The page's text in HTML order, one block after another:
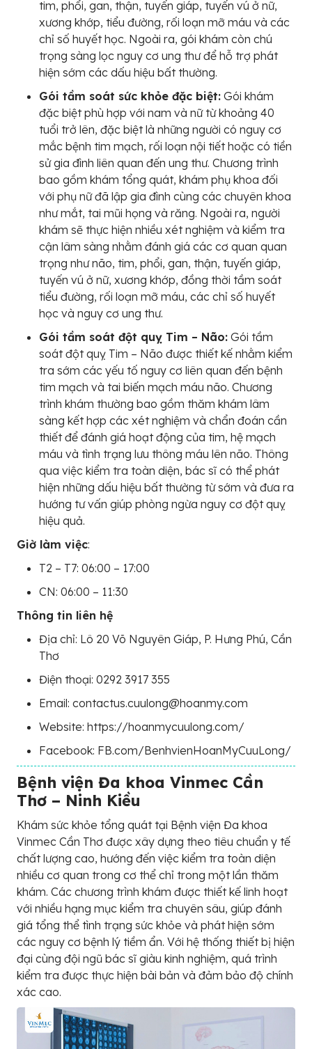
tim, phổi, gan, thận, tuyến giáp, tuyến vú ở nữ,
xương khớp, tiểu đường, rối loạn mỡ máu và các
chỉ số huyết học. Ngoài ra, gói khám còn chú
trọng sàng lọc nguy cơ ung thư để hỗ trợ phát
hiện sớm các dấu hiệu bất thường.
Gói tầm soát sức khỏe đặc biệt: Gói khám
đặc biệt phù hợp với nam và nữ từ khoảng 40
tuổi trở lên, đặc biệt là những người có nguy cơ
mắc bệnh tim mạch, rối loạn nội tiết hoặc có tiền
sử gia đình liên quan đến ung thư. Chương trình
bao gồm khám tổng quát, khám phụ khoa đối
với phụ nữ đã lập gia đình cùng các chuyên khoa
như mắt, tai mũi họng và răng. Ngoài ra, người
khám sẽ thực hiện nhiều xét nghiệm và kiểm tra
cận lâm sàng nhằm đánh giá các cơ quan quan
trọng như não, tim, phổi, gan, thận, tuyến giáp,
tuyến vú ở nữ, xương khớp, đồng thời tầm soát
tiểu đường, rối loạn mỡ máu, các chỉ số huyết
học và nguy cơ ung thư.
Gói tầm soát đột quỵ Tim – Não: Gói tầm
soát đột quỵ Tim – Não được thiết kế nhằm kiểm
tra sớm các yếu tố nguy cơ liên quan đến bệnh
tim mạch và tai biến mạch máu não. Chương
trình khám thường bao gồm thăm khám lâm
sàng kết hợp các xét nghiệm và chẩn đoán cần
thiết để đánh giá hoạt động của tim, hệ mạch
máu và tình trạng lưu thông máu lên não. Thông
qua việc kiểm tra toàn diện, bác sĩ có thể phát
hiện những dấu hiệu bất thường từ sớm và đưa ra
hướng tư vấn giúp phòng ngừa nguy cơ đột quỵ
hiệu quả.
Giờ làm việc:
T2 – T7: 06:00 – 17:00
CN: 06:00 – 11:30
Thông tin liên hệ
Địa chỉ: Lô 20 Võ Nguyên Giáp, P. Hưng Phú, Cần
Thơ
Điện thoại: 0292 3917 355
Email: contactus.cuulong@hoanmy.com
Website: https://hoanmycuulong.com/
Facebook: FB.com/BenhvienHoanMyCuuLong/
Bệnh viện Đa khoa Vinmec Cần
Thơ – Ninh Kiều
Khám sức khỏe tổng quát tại Bệnh viện Đa khoa
Vinmec Cần Thơ được xây dựng theo tiêu chuẩn y tế
chất lượng cao, hướng đến việc kiểm tra toàn diện
nhiều cơ quan trong cơ thể chỉ trong một lần thăm
khám. Các chương trình khám được thiết kế linh hoạt
với nhiều hạng mục kiểm tra chuyên sâu, giúp đánh
giá tổng thể tình trạng sức khỏe và phát hiện sớm
các nguy cơ bệnh lý tiềm ẩn. Với hệ thống thiết bị hiện
đại cùng đội ngũ bác sĩ giàu kinh nghiệm, quá trình
kiểm tra được thực hiện bài bản và đảm bảo độ chính
xác cao.